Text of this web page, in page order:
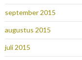
september 2015
augustus 2015
juli 2015